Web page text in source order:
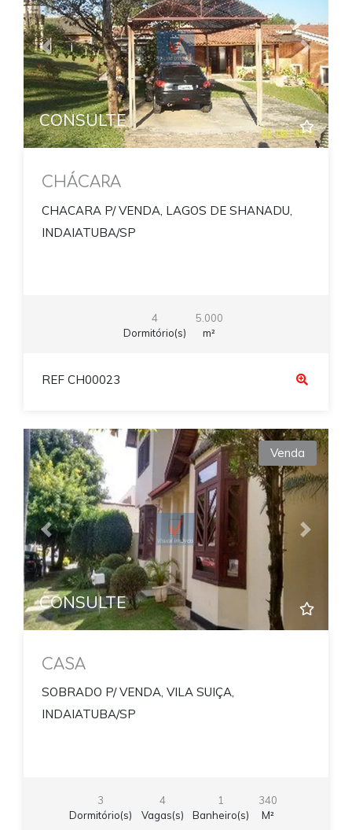
Previous Next
CONSULTE
CHÁCARA
CHACARA P/ VENDA, LAGOS DE SHANADU,
INDAIATUBA/SP
4
Dormitório(s)
5.000
m²
REF CH00023
Previous Next
Venda
CONSULTE
CASA
SOBRADO P/ VENDA, VILA SUIÇA,
INDAIATUBA/SP
3
Dormitório(s)
4
Vagas(s)
1
Banheiro(s)
340
M²